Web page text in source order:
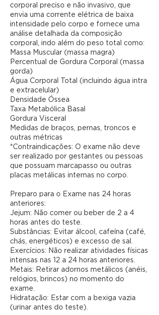
corporal preciso e não invasivo, que
envia uma corrente elétrica de baixa
intensidade pelo corpo e fornece uma
análise detalhada da composição
corporal, indo além do peso total como:
Massa Muscular (massa magra)
Percentual de Gordura Corporal (massa
gorda)
Água Corporal Total (incluindo água intra
e extracelular)
Densidade Óssea
Taxa Metabólica Basal
Gordura Visceral
Medidas de braços, pernas, troncos e
outras métricas
*Contraindicações: O exame não deve
ser realizado por gestantes ou pessoas
que possuam marcapasso ou outras
placas metálicas internas no corpo.
Preparo para o Exame nas 24 horas
anteriores:
Jejum: Não comer ou beber de 2 a 4
horas antes do teste.
Substâncias: Evitar álcool, cafeína (café,
chás, energéticos) e excesso de sal.
Exercícios: Não realizar atividades físicas
intensas nas 12 a 24 horas anteriores.
Metais: Retirar adornos metálicos (anéis,
relógios, brincos) no momento do
exame.
Hidratação: Estar com a bexiga vazia